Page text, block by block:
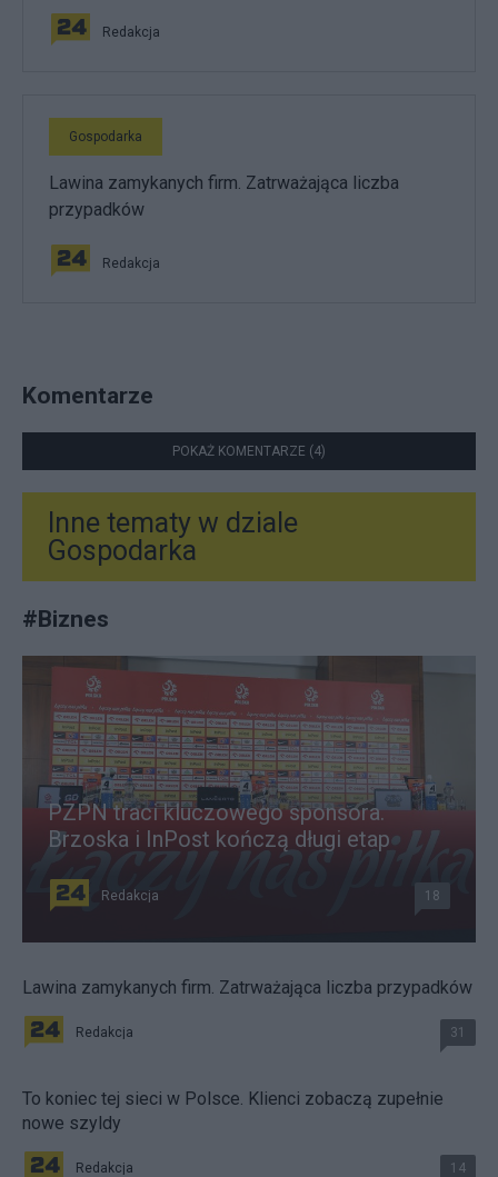
Redakcja
Gospodarka
Lawina zamykanych firm. Zatrważająca liczba
przypadków
Redakcja
Komentarze
POKAŻ KOMENTARZE (4)
Inne tematy w dziale
Gospodarka
#Biznes
PZPN traci kluczowego sponsora.
Brzoska i InPost kończą długi etap
Redakcja 18
Lawina zamykanych firm. Zatrważająca liczba przypadków
Redakcja 31
To koniec tej sieci w Polsce. Klienci zobaczą zupełnie
nowe szyldy
Redakcja 14